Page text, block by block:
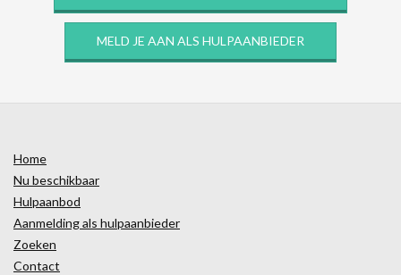
MELD JE AAN ALS HULPAANBIEDER
Home
Nu beschikbaar
Hulpaanbod
Aanmelding als hulpaanbieder
Zoeken
Contact